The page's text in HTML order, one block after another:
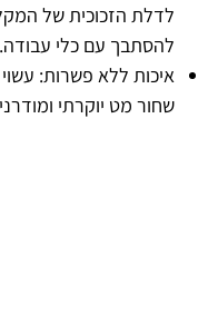
לדלת הזכוכית של
להסתבך עם כלי עבודה.
איכות ללא פשרות:
שחור מט יוקרתי